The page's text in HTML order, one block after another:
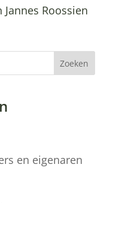
Roossien
Zoeken
en eigenaren